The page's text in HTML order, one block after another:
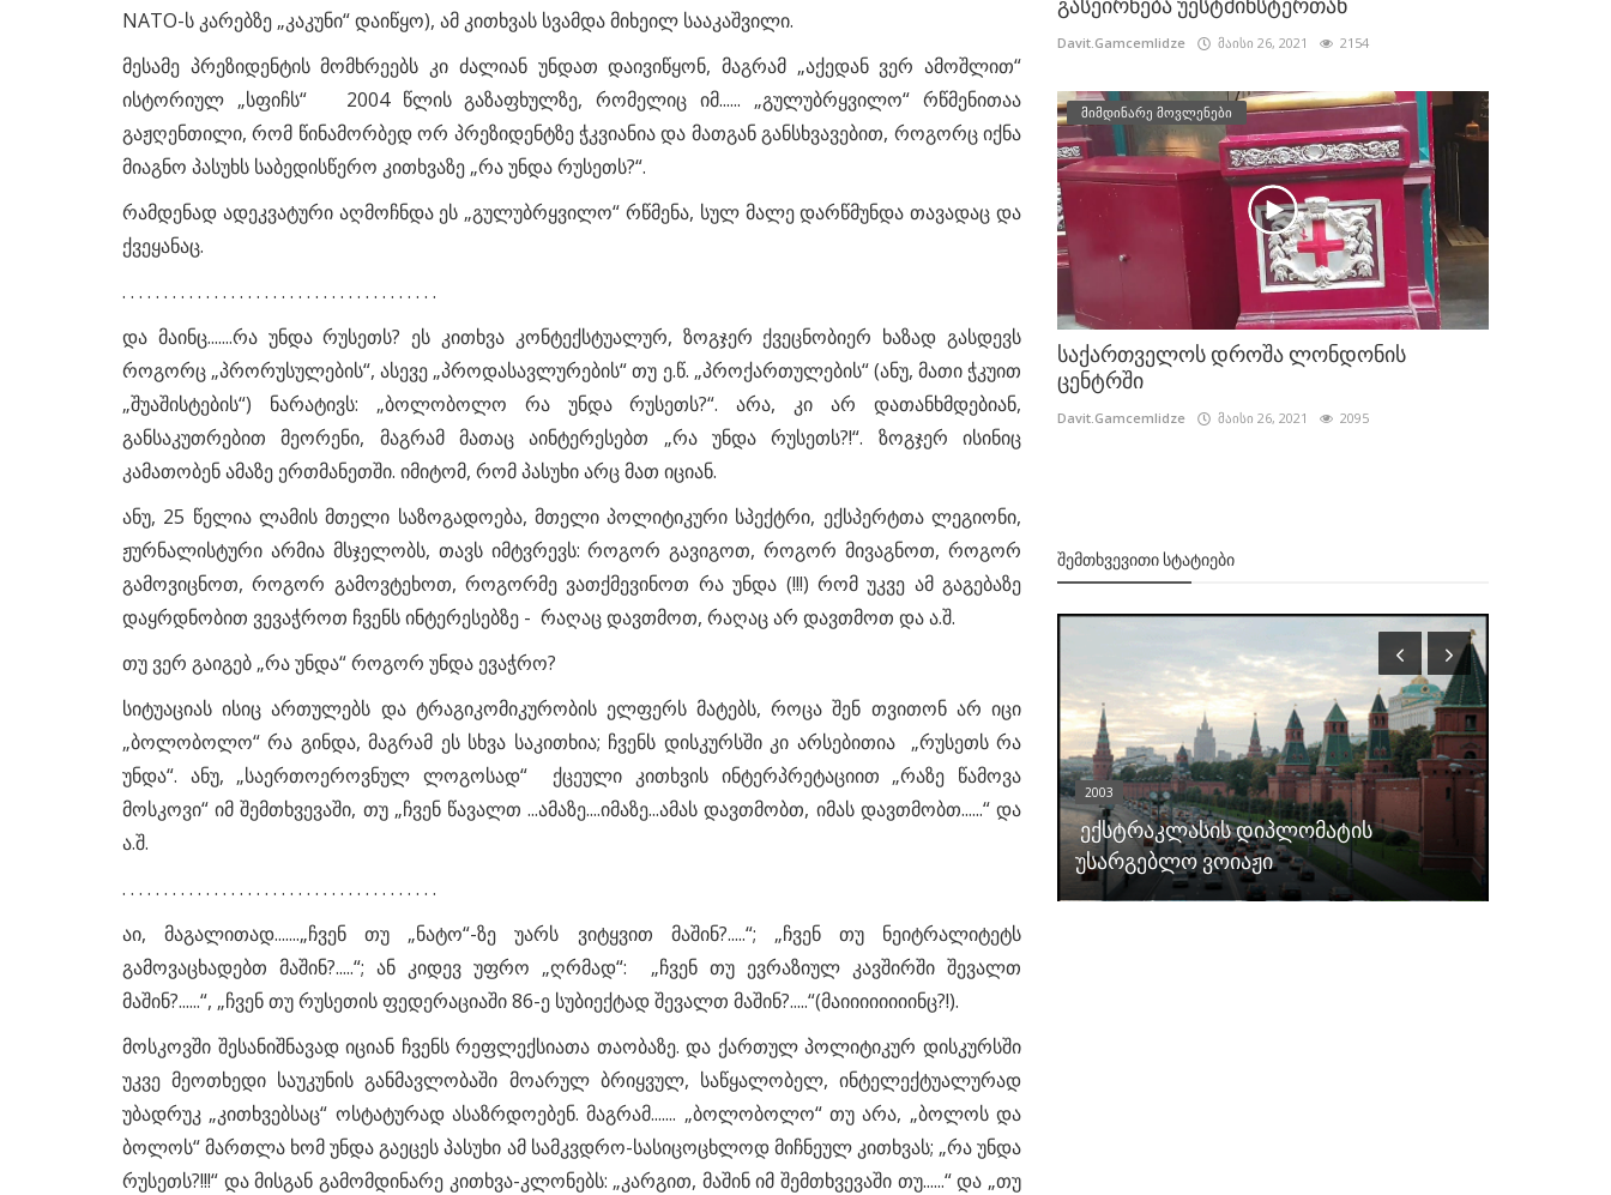
NATO-ს კარებზე „კაკუნი“ დაიწყო), ამ კითხვას სვამდა მიხეილ სააკაშვილი.
მესამე პრეზიდენტის მომხრეებს კი ძალიან უნდათ დაივიწყონ, მაგრამ „აქედან ვერ ამოშლით“
ისტორიულ „სფიჩს“2004 წლის გაზაფხულზე, რომელიც იმ...... „გულუბრყვილო“ რწმენითაა
გაჟღენთილი, რომ წინამორბედ ორ პრეზიდენტზე ჭკვიანია და მათგან განსხვავებით, როგორც იქნა
მიაგნო პასუხს საბედისწერო კითხვაზე „რა უნდა რუსეთს?“.
რამდენად ადეკვატური აღმოჩნდა ეს „გულუბრყვილო“ რწმენა, სულ მალე დარწმუნდა თავადაც და
ქვეყანაც.
. . . . . . . . . . . . . . . . . . . . . . . . . . . . . . . . . . . . . .
და მაინც.......რა უნდა რუსეთს? ეს კითხვა კონტექსტუალურ, ზოგჯერ ქვეცნობიერ ხაზად გასდევს
როგორც „პრორუსულების“, ასევე „პროდასავლურების“ თუ ე.წ. „პროქართულების“ (ანუ, მათი ჭკუით
„შუაშისტების“) ნარატივს: „ბოლობოლო რა უნდა რუსეთს?“. არა, კი არ დათანხმდებიან,
განსაკუთრებით მეორენი, მაგრამ მათაც აინტერესებთ „რა უნდა რუსეთს?!“. ზოგჯერ ისინიც
კამათობენ ამაზე ერთმანეთში. იმიტომ, რომ პასუხი არც მათ იციან.
ანუ, 25 წელია ლამის მთელი საზოგადოება, მთელი პოლიტიკური სპექტრი, ექსპერტთა ლეგიონი,
ჟურნალისტური არმია მსჯელობს, თავს იმტვრევს: როგორ გავიგოთ, როგორ მივაგნოთ, როგორ
გამოვიცნოთ, როგორ გამოვტეხოთ, როგორმე ვათქმევინოთ რა უნდა (!!!) რომ უკვე ამ გაგებაზე
დაყრდნობით ვევაჭროთ ჩვენს ინტერესებზე - რაღაც დავთმოთ, რაღაც არ დავთმოთ და ა.შ.
თუ ვერ გაიგებ „რა უნდა“ როგორ უნდა ევაჭრო?
სიტუაციას ისიც ართულებს და ტრაგიკომიკურობის ელფერს მატებს, როცა შენ თვითონ არ იცი
„ბოლობოლო“ რა გინდა, მაგრამ ეს სხვა საკითხია; ჩვენს დისკურსში კი არსებითია „რუსეთს რა
უნდა“. ანუ, „საერთოეროვნულ ლოგოსად“ ქცეული კითხვის ინტერპრეტაციით „რაზე წამოვა
მოსკოვი“ იმ შემთხვევაში, თუ „ჩვენ წავალთ ...ამაზე....იმაზე...ამას დავთმობთ, იმას დავთმობთ......“ და
ა.შ.
. . . . . . . . . . . . . . . . . . . . . . . . . . . . . . . . . . . . . .
აი, მაგალითად.......„ჩვენ თუ „ნატო“-ზე უარს ვიტყვით მაშინ?.....“; „ჩვენ თუ ნეიტრალიტეტს
გამოვაცხადებთ მაშინ?.....“; ან კიდევ უფრო „ღრმად“: „ჩვენ თუ ევრაზიულ კავშირში შევალთ
მაშინ?......“, „ჩვენ თუ რუსეთის ფედერაციაში 86-ე სუბიექტად შევალთ მაშინ?.....“(მაიიიიიიიინც?!).
მოსკოვში შესანიშნავად იციან ჩვენს რეფლექსიათა თაობაზე. და ქართულ პოლიტიკურ დისკურსში
უკვე მეოთხედი საუკუნის განმავლობაში მოარულ ბრიყვულ, საწყალობელ, ინტელექტუალურად
უბადრუკ „კითხვებსაც“ ოსტატურად ასაზრდოებენ. მაგრამ....... „ბოლობოლო“ თუ არა, „ბოლოს და
ბოლოს“ მართლა ხომ უნდა გაეცეს პასუხი ამ სამკვდრო-სასიცოცხლოდ მიჩნეულ კითხვას; „რა უნდა
რუსეთს?!!!“ და მისგან გამომდინარე კითხვა-კლონებს: „კარგით, მაშინ იმ შემთხვევაში თუ......“ და „თუ
გასეირნება უესტმინსტერთან
Davit.Gamcemlidze მაისი 26, 2021 2154
მიმდინარე მოვლენები
საქართველოს დროშა ლონდონის
ცენტრში
Davit.Gamcemlidze მაისი 26, 2021 2095
ᲨᲔᲛᲗᲮᲕᲔᲕᲘᲗᲘ ᲡᲢᲐᲢᲘᲔᲑᲘ
საერთაშორისო მიმოხილვა
საერთაშორისო მიმოხილვა. 26
2002
პარლამენტმა პრინციპები ვერ
2003
ექსტრაკლასის დიპლომატის
უსარგებლო ვოიაჟი